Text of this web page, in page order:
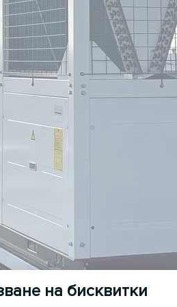
на бисквитки